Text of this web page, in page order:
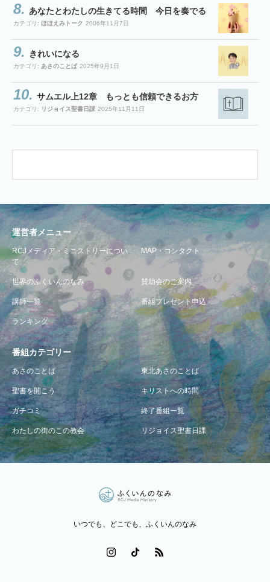
あなたとわたしの生きてる時間 今日を奏でる
カテゴリ: ほほえみトーク 2006年11月7日
きれいになる
カテゴリ: あさのことば 2025年9月1日
サムエル上12章 もっとも信頼できるお方
カテゴリ: リジョイス聖書日課 2025年11月11日
運営者メニュー
RCJメディア・ミニストリーについ
て
MAP・コンタクト
世界のふくいんのなみ 賛助会のご案内
講師一覧 番組プレゼント申込
ランキング
番組カテゴリー
あさのことば 東北あさのことば
聖書を開こう キリストへの時間
ガチコミ 終了番組一覧
わたしの街のこの教会 リジョイス聖書日課
いつでも、どこでも、ふくいんのなみ